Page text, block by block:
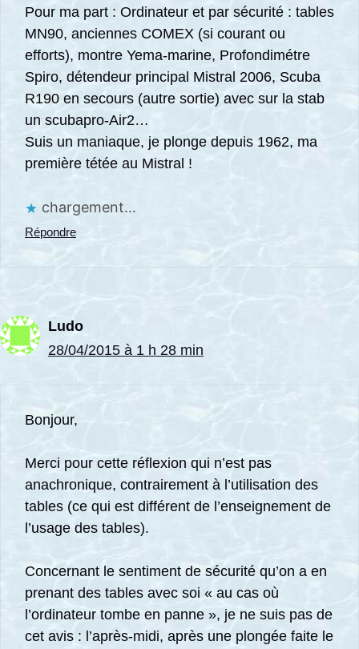
Pour ma part : Ordinateur et par sécurité : tables
MN90, anciennes COMEX (si courant ou
efforts), montre Yema-marine, Profondimétre
Spiro, détendeur principal Mistral 2006, Scuba
R190 en secours (autre sortie) avec sur la stab
un scubapro-Air2…
Suis un maniaque, je plonge depuis 1962, ma
première tétée au Mistral !
chargement…
Répondre
Ludo
28/04/2015 à 1 h 28 min
Bonjour,
Merci pour cette réflexion qui n’est pas
anachronique, contrairement à l’utilisation des
tables (ce qui est différent de l’enseignement de
l’usage des tables).
Concernant le sentiment de sécurité qu’on a en
prenant des tables avec soi « au cas où
l’ordinateur tombe en panne », je ne suis pas de
cet avis : l’après-midi, après une plongée faite le